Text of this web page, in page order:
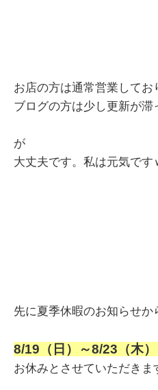
お店の方は通常営業してお
ブログの方は少し更新が滞
が
大丈夫です。私は元気です
先に夏季休暇のお知らせか
8/19（日）～8/23（木
お休みとさせていただきま